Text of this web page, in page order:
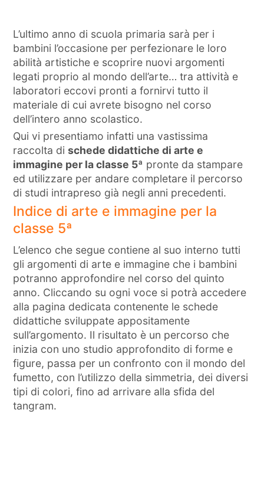
L’ultimo anno di scuola primaria sarà per i
bambini l’occasione per perfezionare le loro
abilità artistiche e scoprire nuovi argomenti
legati proprio al mondo dell’arte… tra attività e
laboratori eccovi pronti a fornirvi tutto il
materiale di cui avrete bisogno nel corso
dell’intero anno scolastico.
Qui vi presentiamo infatti una vastissima
raccolta dischede didattiche di arte e
immagine per la classe 5ª pronte da stampare
ed utilizzare per andare completare il percorso
di studi intrapreso già negli anni precedenti.
Indice di arte e immagine per la
classe 5ª
L’elenco che segue contiene al suo interno tutti
gli argomenti di arte e immagine che i bambini
potranno approfondire nel corso del quinto
anno. Cliccando su ogni voce si potrà accedere
alla pagina dedicata contenente le schede
didattiche sviluppate appositamente
sull’argomento. Il risultato è un percorso che
inizia con uno studio approfondito di forme e
figure, passa per un confronto con il mondo del
fumetto, con l’utilizzo della simmetria, dei diversi
tipi di colori, fino ad arrivare alla sfida del
tangram.